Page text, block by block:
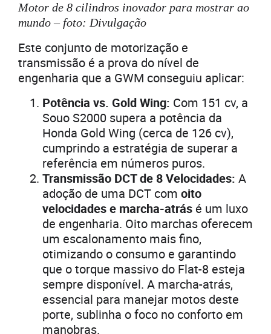
Motor de 8 cilindros inovador para mostrar ao
mundo – foto: Divulgação
Este conjunto de motorização e
transmissão é a prova do nível de
engenharia que a GWM conseguiu aplicar:
Potência vs. Gold Wing: Com 151 cv, a
Souo S2000 supera a potência da
Honda Gold Wing (cerca de 126 cv),
cumprindo a estratégia de superar a
referência em números puros.
Transmissão DCT de 8 Velocidades: A
adoção de uma DCT com oito
velocidades e marcha-atrás é um luxo
de engenharia. Oito marchas oferecem
um escalonamento mais fino,
otimizando o consumo e garantindo
que o torque massivo do Flat-8 esteja
sempre disponível. A marcha-atrás,
essencial para manejar motos deste
porte, sublinha o foco no conforto em
manobras.